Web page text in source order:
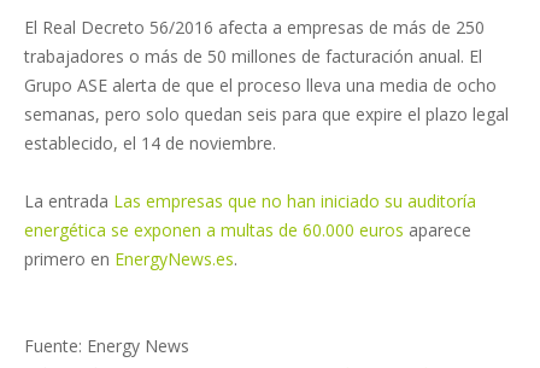
El Real Decreto 56/2016 afecta a empresas de más de 250
trabajadores o más de 50 millones de facturación anual. El
Grupo ASE alerta de que el proceso lleva una media de ocho
semanas, pero solo quedan seis para que expire el plazo legal
establecido, el 14 de noviembre.
La entrada Las empresas que no han iniciado su auditoría
energética se exponen a multas de 60.000 euros aparece
primero en EnergyNews.es.
Fuente: Energy News